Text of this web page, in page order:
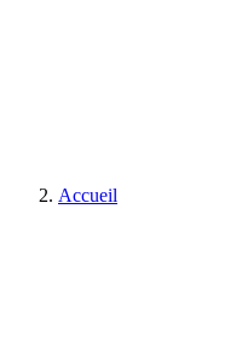
Accueil